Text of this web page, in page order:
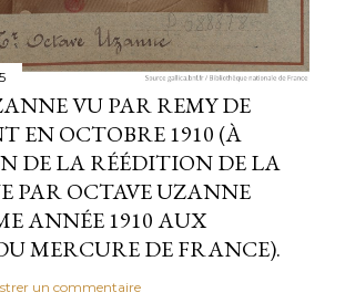
VU PAR REMY DE
EN OCTOBRE 1910 (À
DE LA RÉÉDITION DE LA
PAR OCTAVE UZANNE
ANNÉE 1910 AUX
MERCURE DE FRANCE).
un commentaire